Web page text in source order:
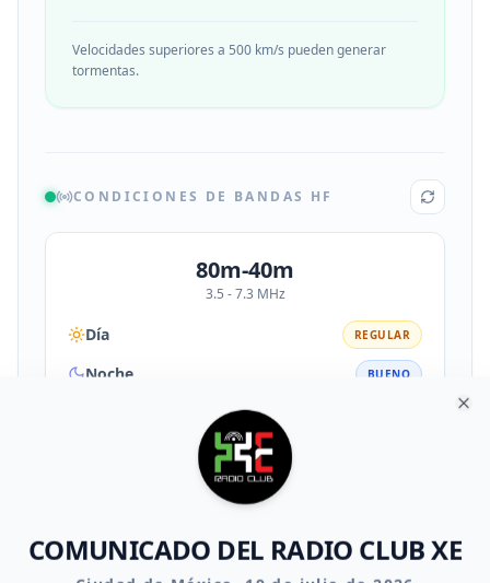
Velocidades superiores a 500 km/s pueden generar
tormentas.
CONDICIONES DE BANDAS HF
80m-40m
3.5 - 7.3 MHz
Día REGULAR
Noche BUENO
30m-20m
10.1 - 14.35 MHz
COMUNICADO DEL RADIO CLUB XE